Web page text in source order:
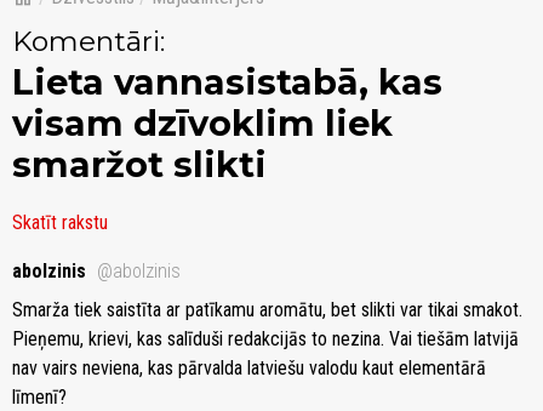
Komentāri:
Lieta vannasistabā, kas
visam dzīvoklim liek
smaržot slikti
Skatīt rakstu
abolzinis @abolzinis
Smarža tiek saistīta ar patīkamu aromātu, bet slikti var tikai smakot.
Pieņemu, krievi, kas salīduši redakcijās to nezina. Vai tiešām latvijā
nav vairs neviena, kas pārvalda latviešu valodu kaut elementārā
līmenī?